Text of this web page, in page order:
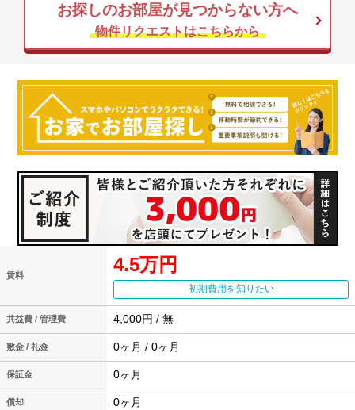
お探しのお部屋が見つからない方へ
物件リクエストはこちらから
賃料 4.5万円
初期費用を知りたい
共益費 / 管理費 4,000円 / 無
敷金 / 礼金 0ヶ月 / 0ヶ月
保証金 0ヶ月
償却 0ヶ月